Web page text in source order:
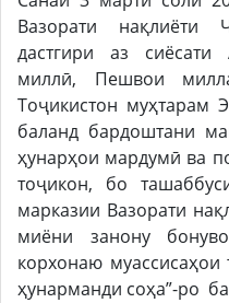
Вазорати нақлиёти
дастгири аз сиёсати
миллӣ, Пешвои
Тоҷикистон муҳтарам
баланд бардоштани
ҳунарҳои мардумӣ ва
тоҷикон, бо
марказии Вазорати
миёни занону
корхонаю
ҳунарманди соҳа”-ро